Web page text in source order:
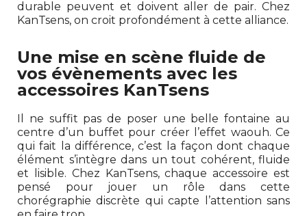
durable peuvent et doivent aller de pair. Chez
KanTsens, on croit profondément à cette alliance.
Une mise en scène fluide de
vos évènements avec les
accessoires KanTsens
Il ne suffit pas de poser une belle fontaine au
centre d’un buffet pour créer l’effet waouh. Ce
qui fait la différence, c’est la façon dont chaque
élément s’intègre dans un tout cohérent, fluide
et lisible. Chez KanTsens, chaque accessoire est
pensé pour jouer un rôle dans cette
chorégraphie discrète qui capte l’attention sans